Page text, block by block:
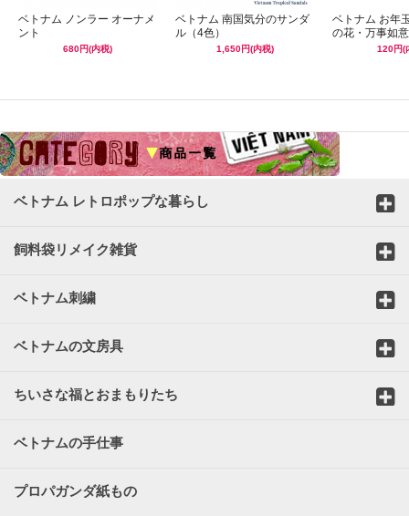
ベトナム ノンラー オーナメ
ント
680円(内税)
ベトナム 南国気分のサンダ
ル（4色）
1,650円(内税)
ベトナム お年
の花・万事如意
120円(
ベトナム レトロポップな暮らし
飼料袋リメイク雑貨
ベトナム刺繍
ベトナムの文房具
ちいさな福とおまもりたち
ベトナムの手仕事
プロパガンダ紙もの